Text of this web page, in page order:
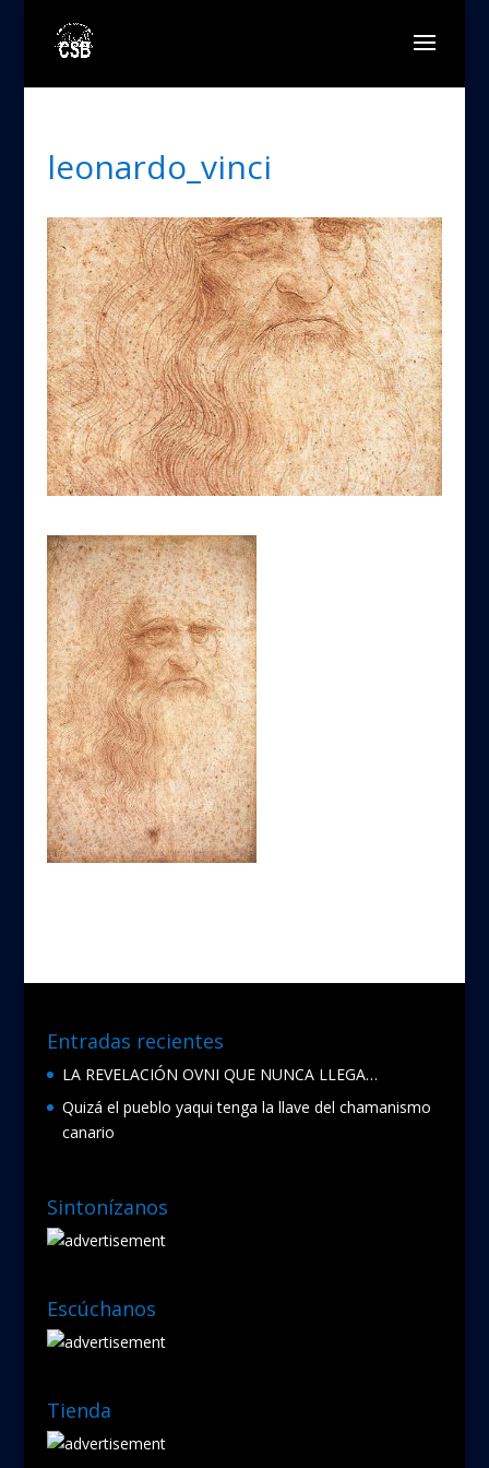
leonardo_vinci
Entradas recientes
LA REVELACIÓN OVNI QUE NUNCA LLEGA…
Quizá el pueblo yaqui tenga la llave del chamanismo
canario
Sintonízanos
Escúchanos
Tienda